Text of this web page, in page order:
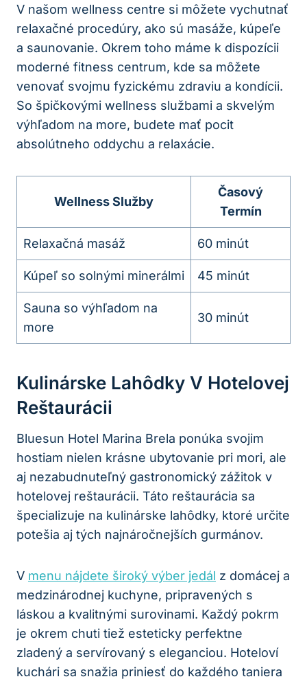
V našom wellness centre si môžete vychutnať
relaxačné procedúry, ako sú masáže, kúpeľe
a saunovanie. Okrem toho máme k dispozícii
moderné fitness centrum, kde sa môžete
venovať svojmu fyzickému zdraviu a kondícii.
So špičkovými wellness službami a skvelým
výhľadom na more, budete mať pocit
absolútneho oddychu a relaxácie.
Wellness Služby
Časový
Termín
Relaxačná masáž 60 minút
Kúpeľ so solnými minerálmi 45 minút
Sauna so výhľadom na
more
30 minút
Kulinárske Lahôdky V Hotelovej
Reštaurácii
Bluesun Hotel Marina Brela ponúka svojim
hostiam nielen krásne ubytovanie pri mori, ale
aj nezabudnuteľný gastronomický zážitok v
hotelovej reštaurácii. Táto reštaurácia sa
špecializuje na kulinárske lahôdky, ktoré určite
potešia aj tých najnáročnejších gurmánov.
V menu nájdete široký výber jedál z domácej a
medzinárodnej kuchyne, pripravených s
láskou a kvalitnými surovinami. Každý pokrm
je okrem chuti tiež esteticky perfektne
zladený a servírovaný s eleganciou. Hoteloví
kuchári sa snažia priniesť do každého taniera